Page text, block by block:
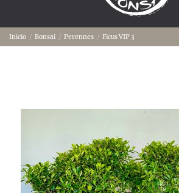
Inicio Bonsai Perennes Ficus VIP 3